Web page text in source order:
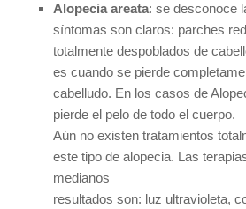
Alopecia areata: se desconoce
síntomas son claros: parches
totalmente despoblados de
es cuando se pierde
cabelludo. En los casos de
pierde el pelo de todo el cuerpo.
Aún no existen tratamientos
este tipo de alopecia. Las
medianos
resultados son: luz ultravioleta,